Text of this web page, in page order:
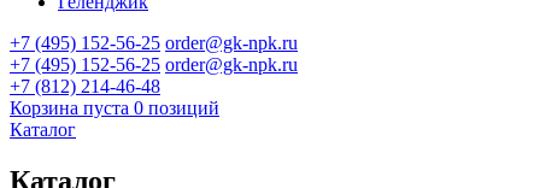
+7 (495) 152-56-25 order@gk-npk.ru
+7 (495) 152-56-25 order@gk-npk.ru
+7 (812) 214-46-48
Корзина пуста 0 позиций
Каталог
Каталог